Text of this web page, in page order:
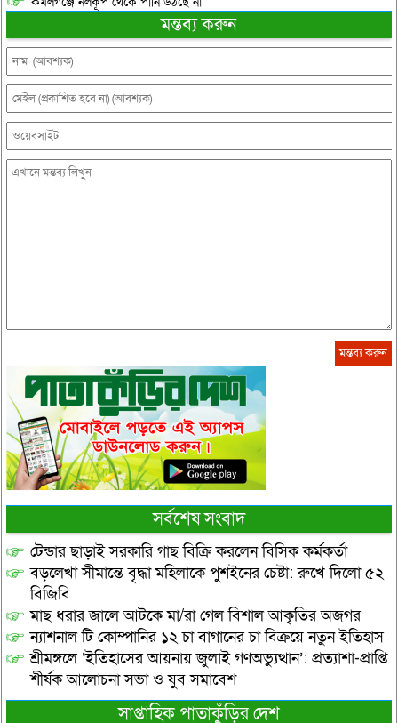
মন্তব্য করুন
সর্বশেষ সংবাদ
টেন্ডার ছাড়াই সরকারি গাছ বিক্রি করলেন বিসিক কর্মকর্তা
বড়লেখা সীমান্তে বৃদ্ধা মহিলাকে পুশইনের চেষ্টা: রুখে দিলো ৫২
বিজিবি
মাছ ধরার জালে আটকে মা/রা গেল বিশাল আকৃতির অজগর
ন্যাশনাল টি কোম্পানির ১২ চা বাগানের চা বিক্রয়ে নতুন ইতিহাস
শ্রীমঙ্গলে ‘ইতিহাসের আয়নায় জুলাই গণঅভ্যুত্থান’: প্রত্যাশা-প্রাপ্তি
শীর্ষক আলোচনা সভা ও যুব সমাবেশ
সাপ্তাহিক পাতাকুঁড়ির দেশ